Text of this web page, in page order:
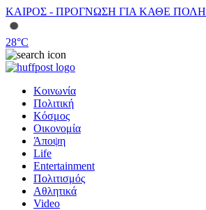
ΚΑΙΡΟΣ - ΠΡΟΓΝΩΣΗ ΓΙΑ ΚΑΘΕ ΠΟΛΗ
28°C
Κοινωνία
Πολιτική
Κόσμος
Οικονομία
Άποψη
Life
Entertainment
Πολιτισμός
Αθλητικά
Video